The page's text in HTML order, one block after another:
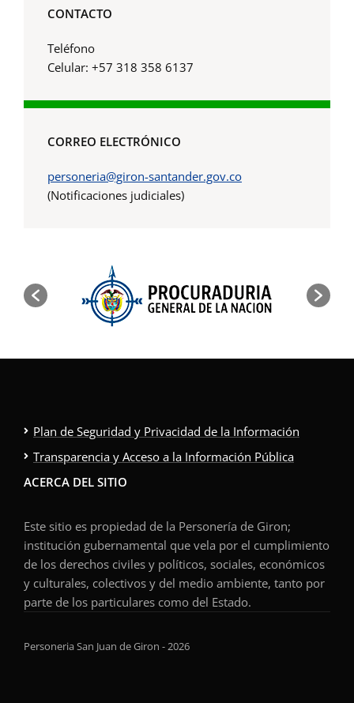
CONTACTO
Teléfono
Celular: +57 318 358 6137
CORREO ELECTRÓNICO
personeria@giron-santander.gov.co
(Notificaciones judiciales)
Plan de Seguridad y Privacidad de la Información
Transparencia y Acceso a la Información Pública
ACERCA DEL SITIO
Este sitio es propiedad de la Personería de Giron;
institución gubernamental que vela por el cumplimiento
de los derechos civiles y políticos, sociales, económicos
y culturales, colectivos y del medio ambiente, tanto por
parte de los particulares como del Estado.
Personeria San Juan de Giron - 2026